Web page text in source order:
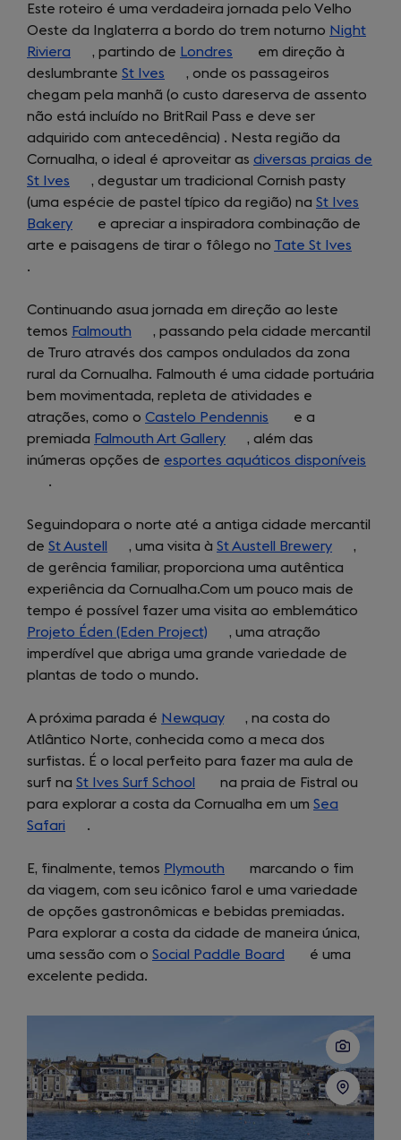
a
new
tab)
Este roteiro é uma verdadeira jornada pelo Velho
Oeste da Inglaterra a bordo do trem noturno Night
Riviera (opens
in
a
new
tab)
, partindo de Londres (opens
in
a
new
tab)
em direção à
deslumbrante St Ives (opens
in
a
new
tab)
, onde os passageiros
chegam pela manhã (o custo dareserva de assento
não está incluído no BritRail Pass e deve ser
adquirido com antecedência) . Nesta região da
Cornualha, o ideal é aproveitar as diversas praias de
St Ives (opens
in
a
new
, degustar um tradicional Cornish pasty
(uma espécie de pastel típico da região) na St Ives
Bakery (opens
in
tab)
e apreciar a inspiradora combinação de
arte e paisagens de tirar o fôlego no Tate St Ives
tab)
.
Continuando asua jornada em direção ao leste
temos Falmouth (opens
in
a
new
tab)
, passando pela cidade mercantil
de Truro através dos campos ondulados da zona
rural da Cornualha. Falmouth é uma cidade portuária
bem movimentada, repleta de atividades e
atrações, como o Castelo Pendennis (opens
in
a
e a
premiada Falmouth Art Gallery (opens
in
tab)
, além das
inúmeras opções de esportes aquáticos disponíveis
new
.
Seguindopara o norte até a antiga cidade mercantil
de St Austell
(opens
in
a
new
tab)
, uma visita à St Austell Brewery (opens
in
a
new
,
de gerência familiar, proporciona uma autêntica
experiência da Cornualha.Com um pouco mais de
tempo é possível fazer uma visita ao emblemático
Projeto Éden (Eden Project) (opens
in
tab)
, uma atração
imperdível que abriga uma grande variedade de
plantas de todo o mundo.
A próxima parada é Newquay(opens
in
a
new
tab)
, na costa do
Atlântico Norte, conhecida como a meca dos
surfistas. É o local perfeito para fazer ma aula de
surf na St Ives Surf School
(opens
in
tab)
na praia de Fistral ou
para explorar a costa da Cornualha em um Sea
Safari (opens
a
new
tab)
.
E, finalmente, temos Plymouth (opens
in
a
new
tab)
marcando o fim
da viagem, com seu icônico farol e uma variedade
de opções gastronômicas e bebidas premiadas.
Para explorar a costa da cidade de maneira única,
uma sessão com o Social Paddle Board
(opens
new
é uma
excelente pedida.